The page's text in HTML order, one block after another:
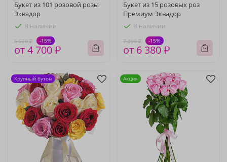
Букет из 101 розовой розы
Эквадор
В наличии
5 520 ₽ -15%
от 4 700 ₽
Букет из 15 розовых роз
Премиум Эквадор
В наличии
7 490 ₽ -15%
от 6 380 ₽
Крупный бутон Акция